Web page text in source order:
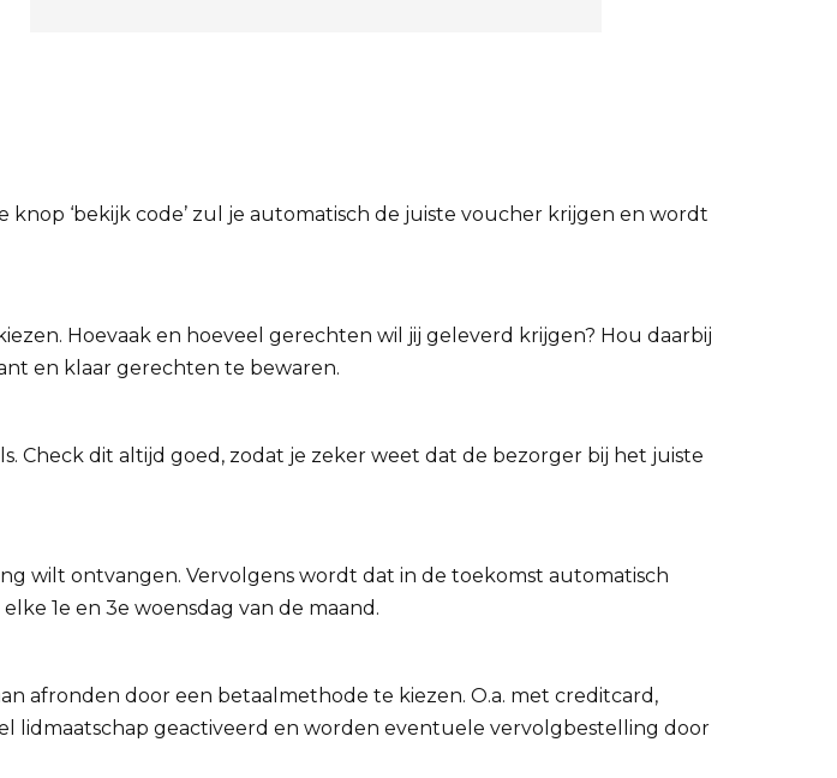
‘bekijk code’ zul je automatisch de juiste voucher krijgen en wordt
Hoevaak en hoeveel gerechten wil jij geleverd krijgen? Hou daarbij
en klaar gerechten te bewaren.
Check dit altijd goed, zodat je zeker weet dat de bezorger bij het juiste
wilt ontvangen. Vervolgens wordt dat in de toekomst automatisch
1e en 3e woensdag van de maand.
afronden door een betaalmethode te kiezen. O.a. met creditcard,
lidmaatschap geactiveerd en worden eventuele vervolgbestelling door